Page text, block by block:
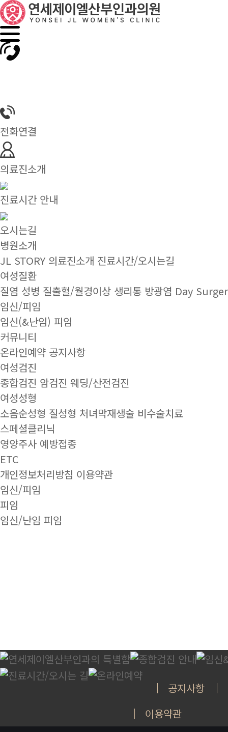
전화연결
의료진소개
진료시간 안내
오시는길
병원소개
JL STORY 의료진소개 진료시간/오시는길
여성질환
질염 성병 질출혈/월경이상 생리통 방광염 Day
임신/피임
임신(&난임) 피임
커뮤니티
온라인예약 공지사항
여성검진
종합검진 암검진 웨딩/산전검진
여성성형
소음순성형 질성형 처녀막재생술 비수술치료
스페셜클리닉
영양주사 예방접종
ETC
개인정보처리방침 이용약관
임신/피임
피임
임신/난임 피임
공지사항
이용약관